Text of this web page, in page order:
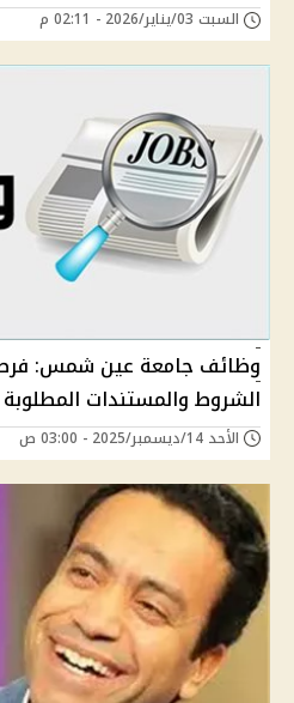
السبت 03/يناير/2026 - 02:11 م
وظائف جامعة عين شمس:
الشروط والمستندات
الأحد 14/ديسمبر/2025 - 03:00 ص